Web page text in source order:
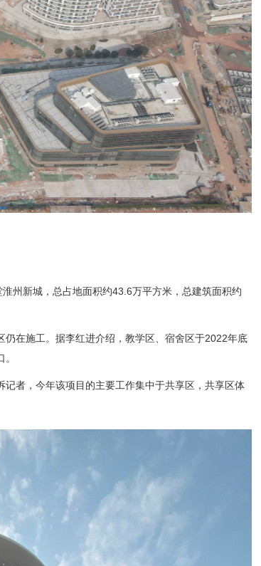
州新城，总占地面积约43.6万平方米，总建筑面积约
在施工。据李红进介绍，教学区、宿舍区于2022年底
者，今年该项目的主要工作集中于共享区，共享区体